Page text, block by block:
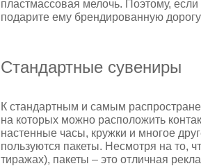
пластмассовая мелочь. Поэтому,
подарите ему брендированную
Стандартные сувениры
К стандартным и самым
на которых можно расположить
настенные часы, кружки и многое
пользуются пакеты. Несмотря на то,
тиражах), пакеты – это отличная